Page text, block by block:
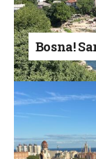
Bosna!